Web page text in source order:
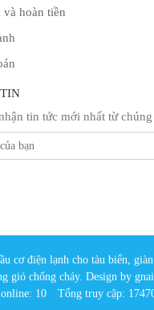
và hoàn tiền
tin tức mới nhất từ
cơ điện lạnh cho tàu biển,
gió chống cháy. Design by
10
Tổng truy cập: